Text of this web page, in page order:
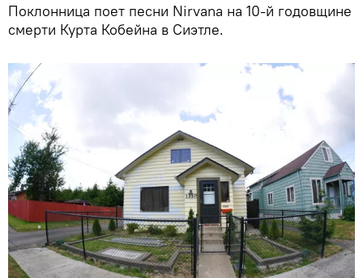
Поклонница поет песни Nirvana на 10-й годовщине
смерти Курта Кобейна в Сиэтле.